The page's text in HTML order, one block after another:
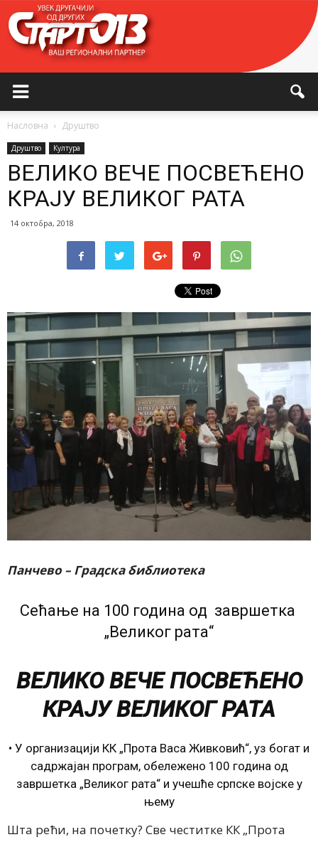
Насловна Друштво
Друштво Култура
ВЕЛИКО ВЕЧЕ ПОСВЕЋЕНО
КРАЈУ ВЕЛИКОГ РАТА
14 октобра, 2018
Панчево – Градска библиотека
Сећање на 100 година од завршетка
„Великог рата“
ВЕЛИКО ВЕЧЕ ПОСВЕЋЕНО
КРАЈУ ВЕЛИКОГ РАТА
• У организацији КК „Прота Васа Живковић“, уз богат и
садржајан програм, обележено 100 година од
завршетка „Великог рата“ и учешће српске војске у
њему
Шта рећи, на почетку? Све честитке КК „Прота